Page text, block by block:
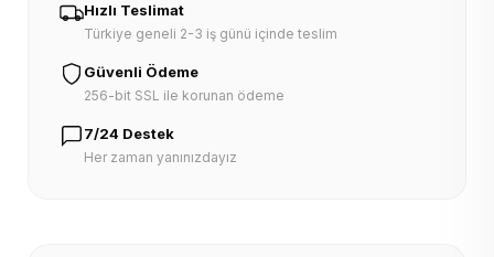
Hızlı Teslimat
Türkiye geneli 2-3 iş günü içinde teslim
Güvenli Ödeme
256-bit SSL ile korunan ödeme
7/24 Destek
Her zaman yanınızdayız